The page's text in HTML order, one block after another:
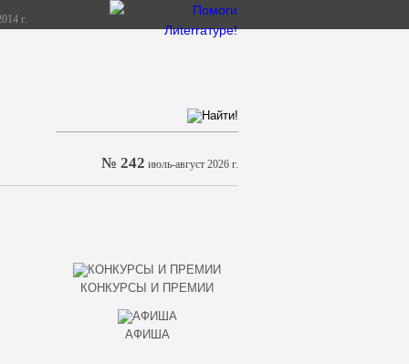
г.
№ 242 июль-август 2026 г.
КОНКУРСЫ И ПРЕМИИ
АФИША